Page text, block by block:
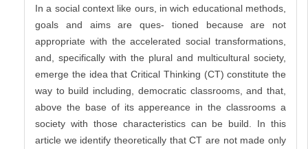
In a social context like ours, in wich educational methods,
goals and aims are ques- tioned because are not
appropriate with the accelerated social transformations,
and, specifically with the plural and multicultural society,
emerge the idea that Critical Thinking (CT) constitute the
way to build including, democratic classrooms, and that,
above the base of its appereance in the classrooms a
society with those characteristics can be build. In this
article we identify theoretically that CT are not made only